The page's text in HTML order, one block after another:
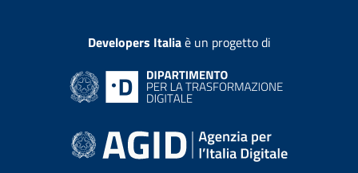
Developers Italiaè un progetto di